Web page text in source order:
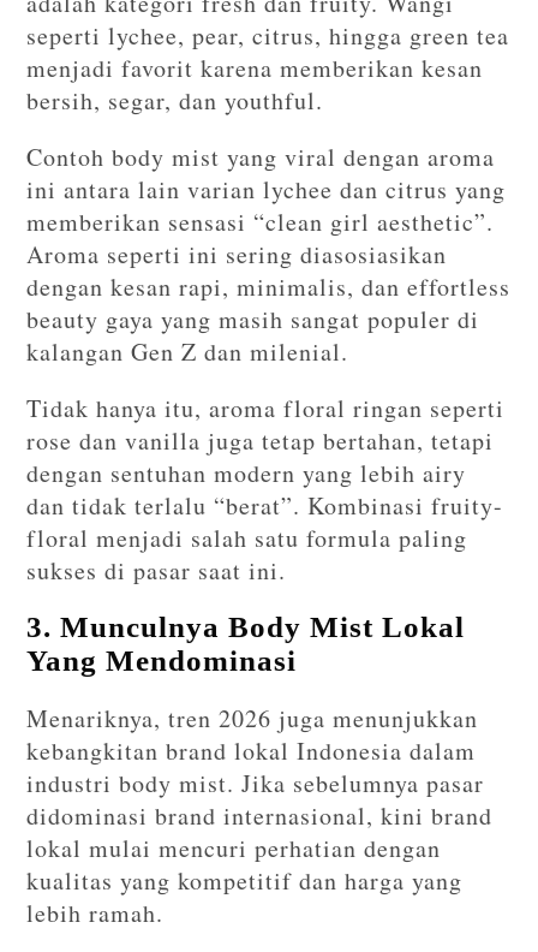
seperti lychee, pear, citrus, hingga green tea
menjadi favorit karena memberikan kesan
bersih, segar, dan youthful.
Contoh body mist yang viral dengan aroma
ini antara lain varian lychee dan citrus yang
memberikan sensasi “clean girl aesthetic”.
Aroma seperti ini sering diasosiasikan
dengan kesan rapi, minimalis, dan effortless
beauty gaya yang masih sangat populer di
kalangan Gen Z dan milenial.
Tidak hanya itu, aroma floral ringan seperti
rose dan vanilla juga tetap bertahan, tetapi
dengan sentuhan modern yang lebih airy
dan tidak terlalu “berat”. Kombinasi fruity-
floral menjadi salah satu formula paling
sukses di pasar saat ini.
3. Munculnya Body Mist Lokal
Yang Mendominasi
Menariknya, tren 2026 juga menunjukkan
kebangkitan brand lokal Indonesia dalam
industri body mist. Jika sebelumnya pasar
didominasi brand internasional, kini brand
lokal mulai mencuri perhatian dengan
kualitas yang kompetitif dan harga yang
lebih ramah.